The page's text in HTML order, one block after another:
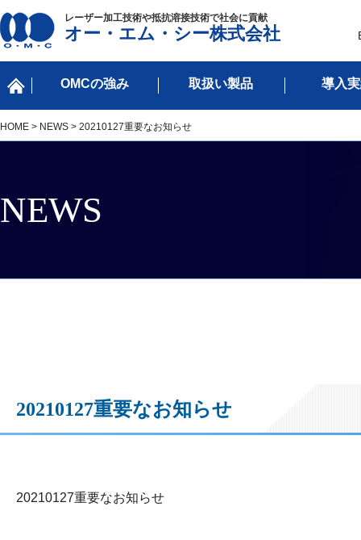
レーザー加工技術や抵抗溶接技術で社会に貢献
オー・エム・シー株式会社
OMCの強み 取扱い製品 導入
HOME > NEWS > 20210127重要なお知らせ
NEWS
20210127重要なお知らせ
20210127重要なお知らせ